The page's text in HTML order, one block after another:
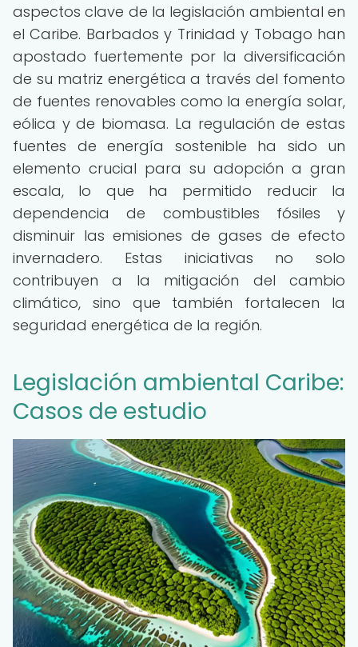
aspectos clave de la legislación ambiental en
el Caribe. Barbados y Trinidad y Tobago han
apostado fuertemente por la diversificación
de su matriz energética a través del fomento
de fuentes renovables como la energía solar,
eólica y de biomasa. La regulación de estas
fuentes de energía sostenible ha sido un
elemento crucial para su adopción a gran
escala, lo que ha permitido reducir la
dependencia de combustibles fósiles y
disminuir las emisiones de gases de efecto
invernadero. Estas iniciativas no solo
contribuyen a la mitigación del cambio
climático, sino que también fortalecen la
seguridad energética de la región.
Legislación ambiental Caribe:
Casos de estudio